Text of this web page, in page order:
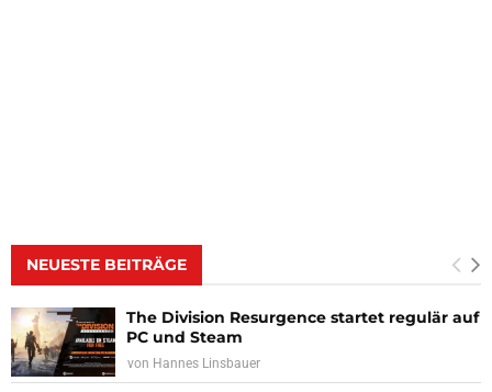
NEUESTE BEITRÄGE
The Division Resurgence startet regulär auf
PC und Steam
von Hannes Linsbauer